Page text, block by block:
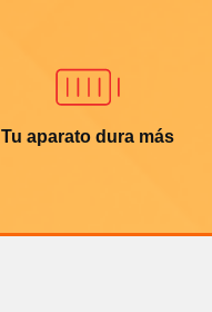
Tu aparato dura más